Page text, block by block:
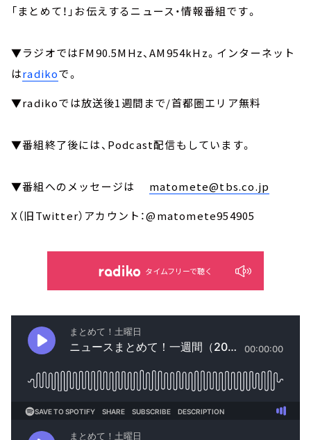
「まとめて！」お伝えするニュース・情報番組です。
▼ラジオではFM90.5MHz、AM954kHz。インターネット
はradikoで。
▼radikoでは放送後1週間まで/首都圏エリア無料
▼番組終了後には、Podcast配信もしています。
▼番組へのメッセージは matomete@tbs.co.jp
X（旧Twitter）アカウント：@matomete954905
タイムフリーで聴く